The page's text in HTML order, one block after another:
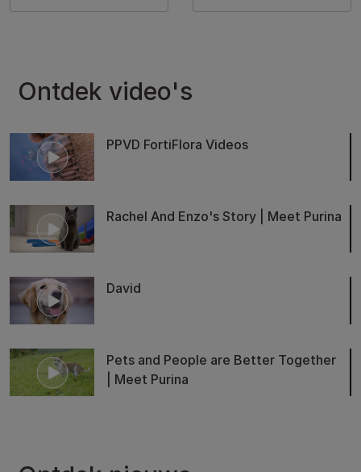
Ontdek video's
PPVD FortiFlora Videos
Rachel And Enzo's Story | Meet Purina
David
Pets and People are Better Together
| Meet Purina